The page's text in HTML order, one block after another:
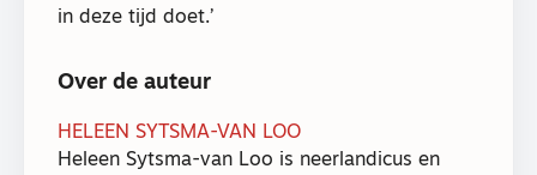
in deze tijd doet.’
Over de auteur
HELEEN SYTSMA-VAN LOO
Heleen Sytsma-van Loo is neerlandicus en